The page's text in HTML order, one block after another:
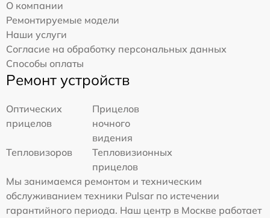
О компании
Ремонтируемые модели
Наши услуги
Согласие на обработку персональных данных
Способы оплаты
Ремонт устройств
Оптических
прицелов
Прицелов
ночного
видения
Тепловизоров
Тепловизионных
прицелов
Мы занимаемся ремонтом и техническим
обслуживанием техники Pulsar по истечении
гарантийного периода. Наш центр в Москве работает